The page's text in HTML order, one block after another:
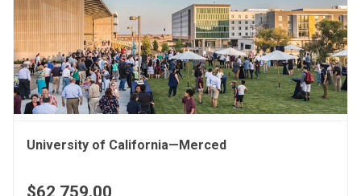
University of California—Merced
$62,759.00